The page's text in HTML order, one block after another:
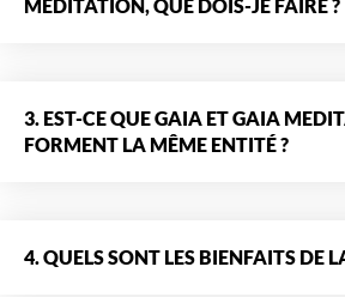
MEDITATION, QUE DOIS-JE FAIRE ?
3. EST-CE QUE GAIA ET GAIA
FORMENT LA MÊME ENTITÉ ?
4. QUELS SONT LES BIENFAITS DE